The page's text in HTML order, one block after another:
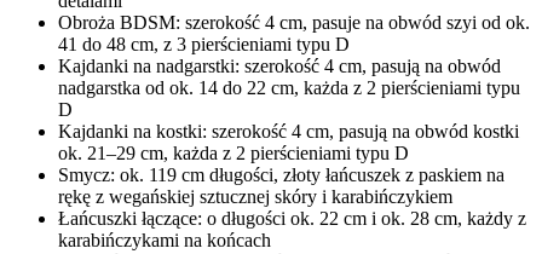
Obroża BDSM: szerokość 4 cm, pasuje na obwód szyi od ok.
41 do 48 cm, z 3 pierścieniami typu D
Kajdanki na nadgarstki: szerokość 4 cm, pasują na obwód
nadgarstka od ok. 14 do 22 cm, każda z 2 pierścieniami typu
D
Kajdanki na kostki: szerokość 4 cm, pasują na obwód kostki
ok. 21–29 cm, każda z 2 pierścieniami typu D
Smycz: ok. 119 cm długości, złoty łańcuszek z paskiem na
rękę z wegańskiej sztucznej skóry i karabińczykiem
Łańcuszki łączące: o długości ok. 22 cm i ok. 28 cm, każdy z
karabińczykami na końcach